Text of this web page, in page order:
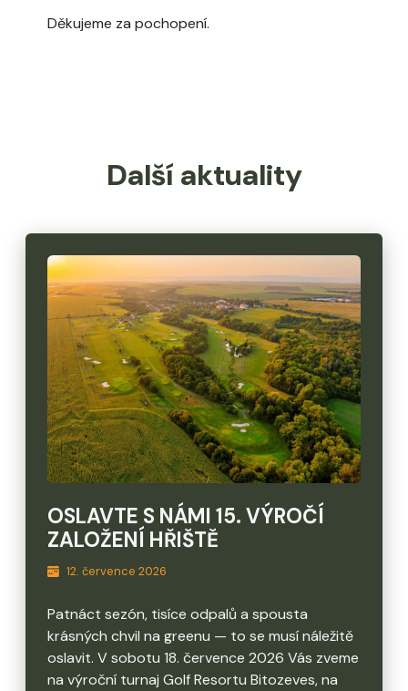
Děkujeme za pochopení.
Další aktuality
OSLAVTE S NÁMI 15. VÝROČÍ
ZALOŽENÍ HŘIŠTĚ
12. července 2026
Patnáct sezón, tisíce odpalů a spousta
krásných chvil na greenu — to se musí náležitě
oslavit. V sobotu 18. července 2026 Vás zveme
na výroční turnaj Golf Resortu Bitozeves, na